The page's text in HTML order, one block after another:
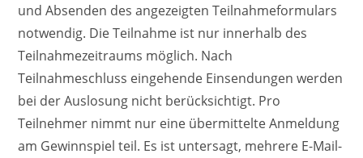
und Absenden des angezeigten Teilnahmeformulars
notwendig. Die Teilnahme ist nur innerhalb des
Teilnahmezeitraums möglich. Nach
Teilnahmeschluss eingehende Einsendungen werden
bei der Auslosung nicht berücksichtigt. Pro
Teilnehmer nimmt nur eine übermittelte Anmeldung
am Gewinnspiel teil. Es ist untersagt, mehrere E-Mail-